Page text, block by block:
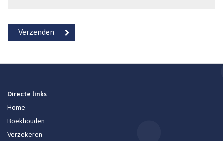
Directe links
Home
Boekhouden
Verzekeren